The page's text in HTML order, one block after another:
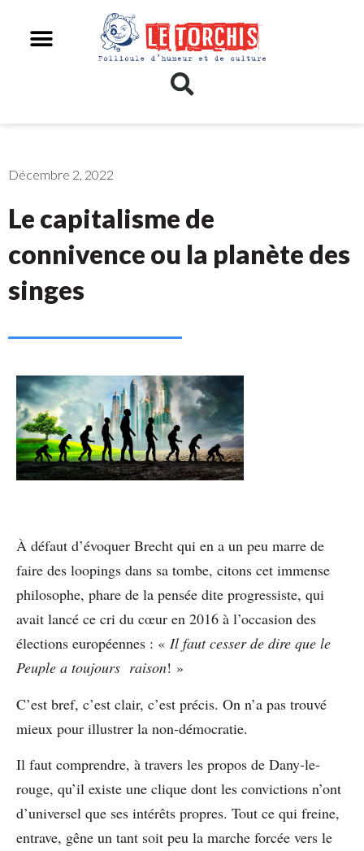
Décembre 2, 2022
Le capitalisme de
connivence ou la planète des
singes
À défaut d’évoquer Brecht qui en a un peu marre de
faire des loopings dans sa tombe, citons cet immense
philosophe, phare de la pensée dite progressiste, qui
avait lancé ce cri du cœur en 2016 à l’occasion des
élections européennes : « Il faut cesser de dire que le
Peuple a toujours raison! »
C’est bref, c’est clair, c’est précis. On n’a pas trouvé
mieux pour illustrer la non-démocratie.
Il faut comprendre, à travers les propos de Dany-le-
rouge, qu’il existe une clique dont les convictions n’ont
d’universel que ses intérêts propres. Tout ce qui freine,
entrave, gêne un tant soit peu la marche forcée vers le